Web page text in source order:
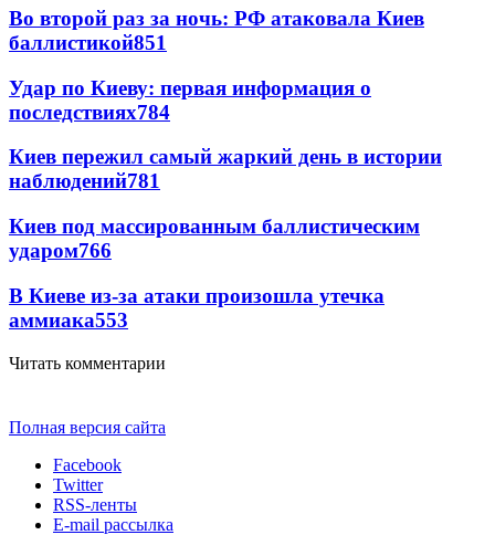
Во второй раз за ночь: РФ атаковала Киев
баллистикой851
Удар по Киеву: первая информация о
последствиях784
Киев пережил самый жаркий день в истории
наблюдений781
Киев под массированным баллистическим
ударом766
В Киеве из-за атаки произошла утечка
аммиака553
Читать комментарии
Полная версия сайта
Facebook
Twitter
RSS-ленты
E-mail рассылка